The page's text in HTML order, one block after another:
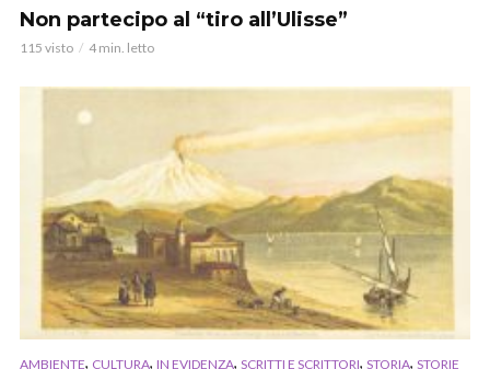
Non partecipo al “tiro all’Ulisse”
115 visto 4 min. letto
AMBIENTE, CULTURA, IN EVIDENZA, SCRITTI E SCRITTORI, STORIA, STORIE